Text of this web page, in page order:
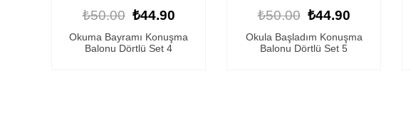
₺50.00 ₺44.90
Okuma Bayramı Konuşma
Balonu Dörtlü Set 4
₺50.00 ₺44.90
Okula Başladım Konuşma
Balonu Dörtlü Set 5